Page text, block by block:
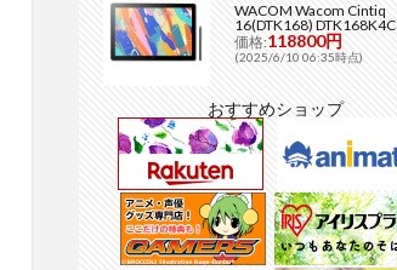
WACOM Wacom Cintiq
16(DTK168) DTK168K4C
価格:118800円
(2025/6/10 06:35時点)
おすすめショップ